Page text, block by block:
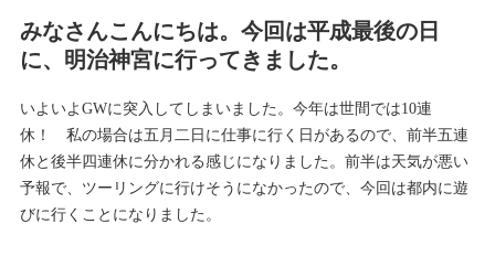
みなさんこんにちは。今回は平成最後の日
に、明治神宮に行ってきました。
いよいよGWに突入してしまいました。今年は世間では10連
休！ 私の場合は五月二日に仕事に行く日があるので、前半五連
休と後半四連休に分かれる感じになりました。前半は天気が悪い
予報で、ツーリングに行けそうになかったので、今回は都内に遊
びに行くことになりました。